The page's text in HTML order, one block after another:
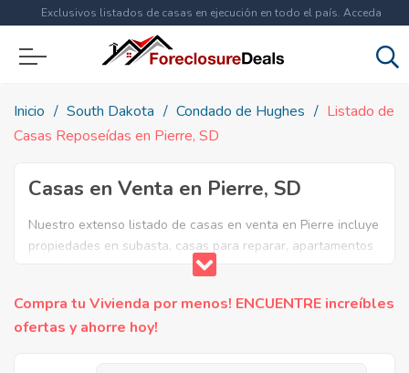
Exclusivos listados de casas en ejecución en todo el país. Acceda
ahora a
Inicio South Dakota Condado de Hughes
Listado de
Casas Reposeídas en Pierre, SD
Casas en Venta en Pierre, SD
Nuestro extenso listado de casas en venta en Pierre incluye
propiedades en subasta, casas para reparar, apartamentos
reposeidos por el banco, ejecuciones bancarias y casas en
aproveche estas increibles ofertas en Bienes Raíces en
Pierre, South Dakota.
Compra tu Vivienda por menos! ENCUENTRE increíbles
ofertas y ahorre hoy!